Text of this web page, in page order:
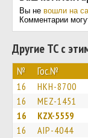
Вы не вошли на
Комментарии
Другие ТС с
№ Гос.№
16 HKH-8700
16 MEZ-1451
16 KZX-5559
16 AIP-4044